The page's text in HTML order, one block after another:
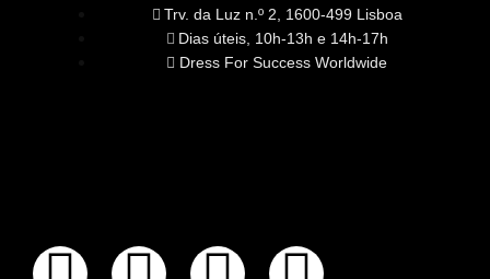
Trv. da Luz n.º 2, 1600-499 Lisboa
Dias úteis, 10h-13h e 14h-17h
Dress For Success Worldwide